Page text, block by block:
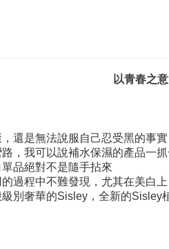
以青春之
還是無法說服自己忍受黑的事實
，我可以說補水保濕的產品一
品絕對不是隨手拈來
過程中不難發現，尤其在美白
別奢華的Sisley ，全新的Sisley